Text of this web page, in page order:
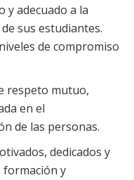
y adecuado a la
sus estudiantes.
de compromiso
respeto mutuo,
en el
de las personas.
dedicados y
formación y